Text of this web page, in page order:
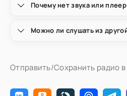
Почему нет звука или
Можно ли слушать из
Отправить/Сохранить радио